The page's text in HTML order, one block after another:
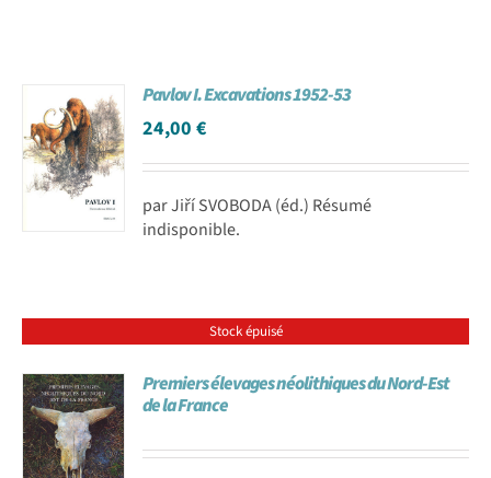
Pavlov I. Excavations 1952-53
24,00€
par Jiří SVOBODA (éd.) Résumé
indisponible.
Stock épuisé
Premiers élevages néolithiques du Nord-Est
de la France